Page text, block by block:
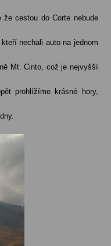
cestou do Corte nebude
nechali auto na jednom
Mt. Cinto, což je nejvyšší
prohlížíme krásné hory,